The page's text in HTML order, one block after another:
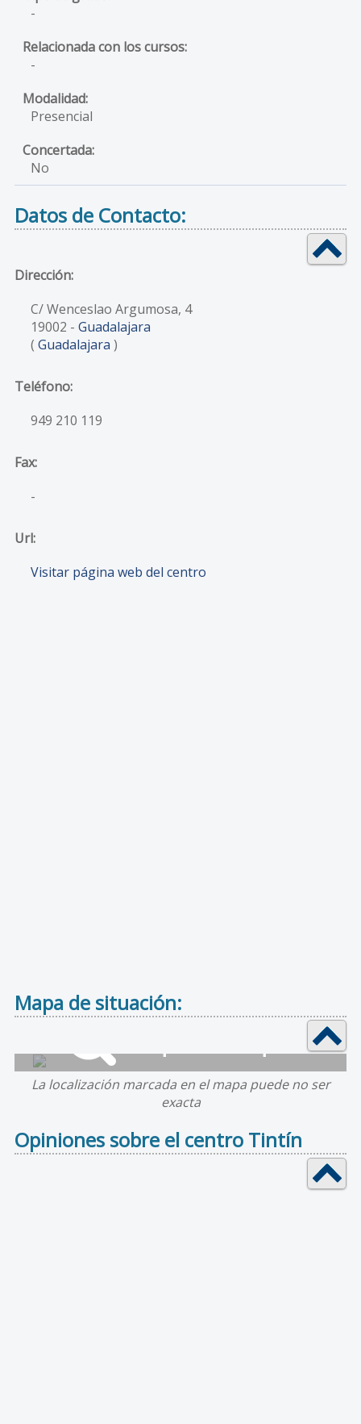
-
-
Presencial
No
Datos de Contacto:
Dirección:
C/ Wenceslao Argumosa, 4
19002 - Guadalajara
( Guadalajara )
Teléfono:
949 210 119
Fax:
-
Url:
Visitar página web del centro
Mapa de situación:
La localización marcada en el mapa puede no ser
exacta
Opiniones sobre el centro Tintín